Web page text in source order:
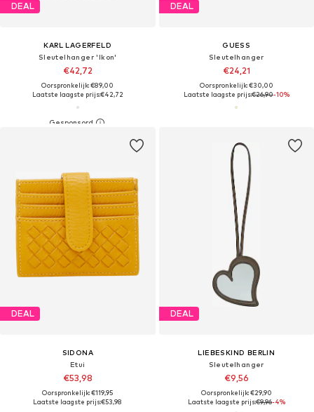
DEAL
KARL LAGERFELD
Sleutelhanger 'Ikon'
€42,72
Oorspronkelijk: €89,00
Laatste laagste prijs:€42,72
DEAL
GUESS
Sleutelhanger
€24,21
Oorspronkelijk: €30,00
Laatste laagste prijs:€26,90-10%
DEAL
SIDONA
Etui
€53,98
Oorspronkelijk: €119,95
Laatste laagste prijs:€53,98
DEAL
LIEBESKIND BERLIN
Sleutelhanger
€9,56
Oorspronkelijk: €29,90
Laatste laagste prijs:€9,96-4%